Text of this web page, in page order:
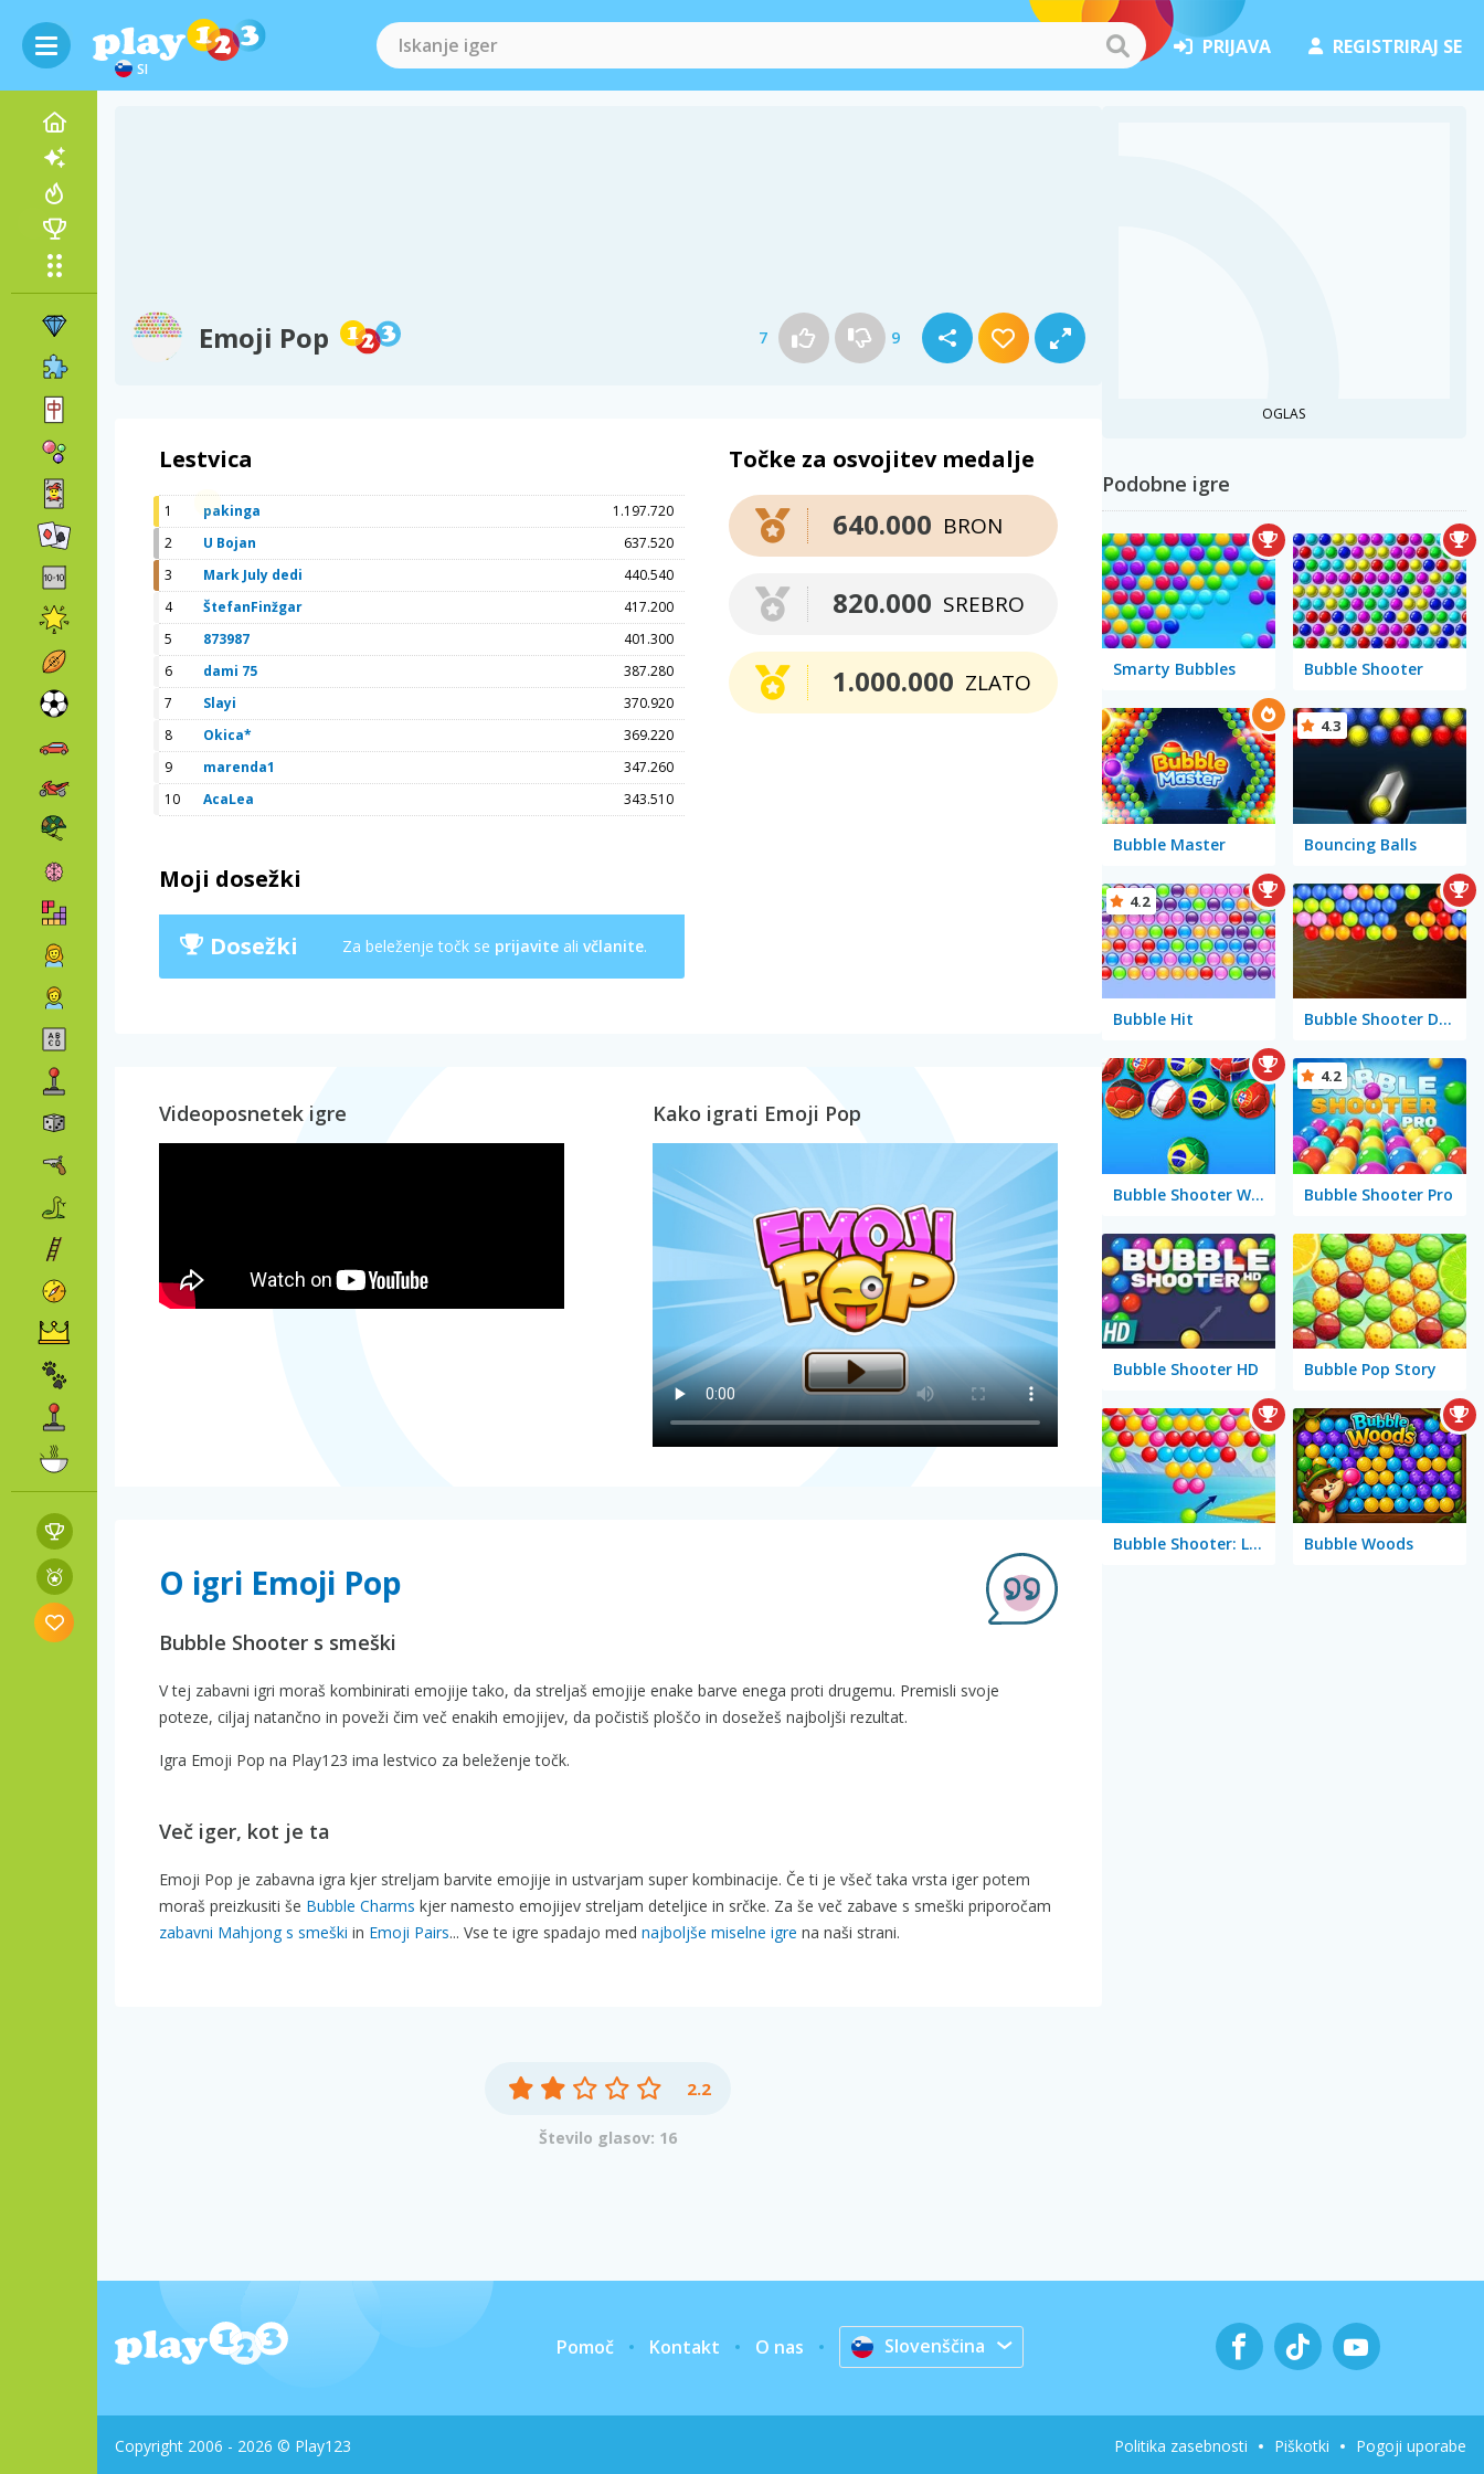
SI
PRIJAVA REGISTRIRAJ SE
Emoji Pop 7 9
Lestvica
1 pakinga
1.197.720
2
U Bojan
637.520
3
Mark July dedi
440.540
4
ŠtefanFinžgar
417.200
5
873987
401.300
6
dami 75
387.280
7
Slayi
370.920
8
Okica*
369.220
9
marenda1
347.260
10
AcaLea 343.510
Moji dosežki
Dosežki Za beleženje točk se prijavite ali včlanite.
Točke za osvojitev medalje
BRON
640.000
SREBRO
820.000
ZLATO
1.000.000
Videoposnetek igre Kako igrati Emoji Pop
O igri Emoji Pop
Bubble Shooter s smeški
V tej zabavni igri moraš kombinirati emojije tako, da streljaš emojije enake barve enega proti drugemu. Premisli svoje
poteze, ciljaj natančno in poveži čim več enakih emojijev, da počistiš ploščo in dosežeš najboljši rezultat.
Igra Emoji Pop na Play123 ima lestvico za beleženje točk.
Več iger, kot je ta
Emoji Pop je zabavna igra kjer streljam barvite emojije in ustvarjam super kombinacije. Če ti je všeč taka vrsta iger potem
moraš preizkusiti še Bubble Charms kjer namesto emojijev streljam deteljice in srčke. Za še več zabave s smeški priporočam
zabavni Mahjong s smeški in Emoji Pairs... Vse te igre spadajo med najboljše miselne igre na naši strani.
2.2
Število glasov: 16
OGLAS
Podobne igre
Smarty Bubbles Bubble Shooter
Bubble Master Bouncing Balls
4.3
Bubble Hit
4.2
Bubble Shooter Deluxe
Bubble Shooter World Cup Bubble Shooter Pro
4.2
Bubble Shooter HD Bubble Pop Story
Bubble Shooter: Level Pack Bubble Woods
Pomoč Kontakt O nas Slovenščina
Copyright 2006 - 2026 © Play123 Politika zasebnosti Piškotki Pogoji uporabe